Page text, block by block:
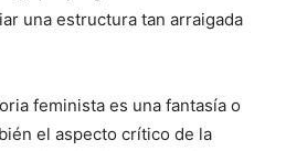
una estructura tan arraigada
feminista es una fantasía o
el aspecto crítico de la